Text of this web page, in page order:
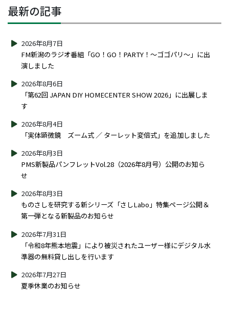
最新の記事
FM新潟のラジオ番組「GO！GO！PARTY！～ゴゴパリ～」に出
演しました
2026年8月7日
「第62回 JAPAN DIY HOMECENTER SHOW 2026」に出展しま
す
2026年8月6日
「実体顕微鏡 ズーム式 ／ ターレット変倍式」を追加しました
2026年8月4日
PMS新製品パンフレットVol.28（2026年8月号）公開のお知ら
せ
2026年8月3日
ものさしを研究する新シリーズ「さしLabo」特集ページ公開＆
第一弾となる新製品のお知らせ
2026年8月3日
「令和8年熊本地震」により被災されたユーザー様にデジタル水
準器の無料貸し出しを行います
2026年7月31日
夏季休業のお知らせ
2026年7月27日